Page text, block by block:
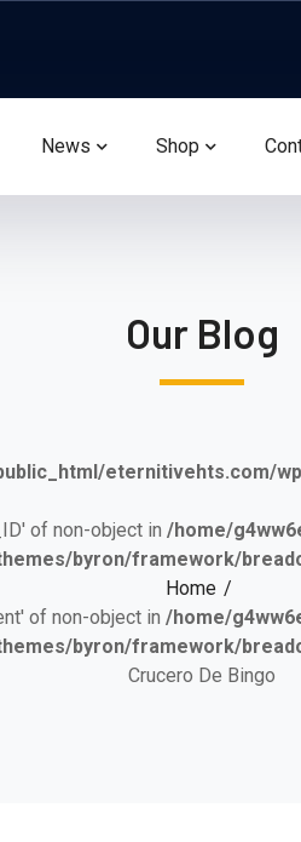
News Shop
Our Blog
eternitivehts.com/
of non-object in /home/
byron/framework/
Home
of non-object in /home/
byron/framework/
Crucero De Bingo